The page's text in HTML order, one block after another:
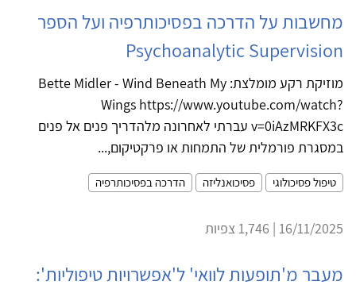
מחשבות על הדרכה בפסיכותרפיה ועל הספר
Psychoanalytic Supervision
מוזיקת רקע מומלצת: Bette Midler - Wind Beneath My
Wings https://www.youtube.com/watch?
v=0iAzMRKFX3c עברתי לאחרונה מלהדריך פנים אל פנים
במסגרת פורמלית של התמחות או פרקטיקום,...
טיפול פסיכולוגי פסיכואנליזה הדרכה בפסיכותרפיה
16/11/2025 | 1,746 צפיות
מעבר מ'תופעות לוואי' ל'אפשרויות טיפוליות':